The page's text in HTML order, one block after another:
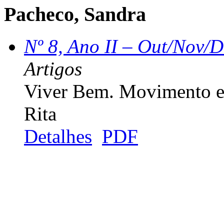
Pacheco, Sandra
Nº 8, Ano II – Out/Nov/
Artigos
Viver Bem. Movimento
Rita
Detalhes PDF